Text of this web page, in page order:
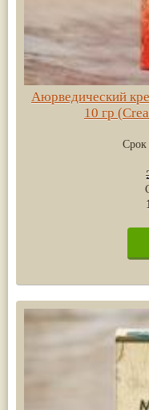
Аюрведический
10 гр
Срок